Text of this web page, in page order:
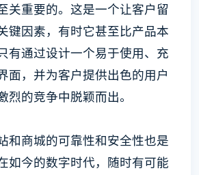
关重要的。这是一个让客户留
键因素，有时它甚至比产品本
有通过设计一个易于使用、充
面，并为客户提供出色的用户
烈的竞争中脱颖而出。
和商城的可靠性和安全性也是
如今的数字时代，随时有可能